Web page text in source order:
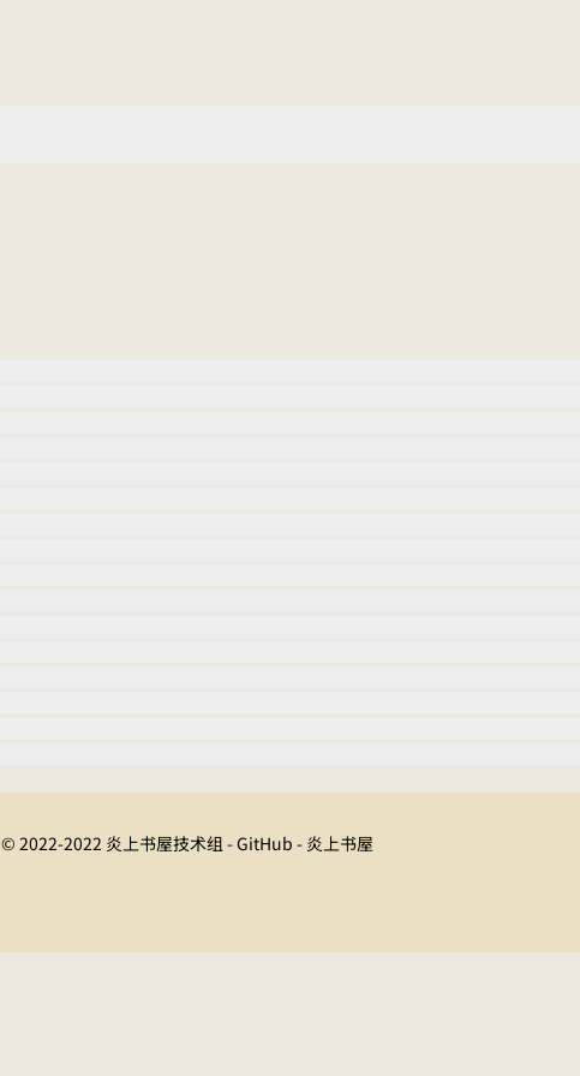
© 2022-2022 炎上书屋技术组 - GitHub - 炎上书屋